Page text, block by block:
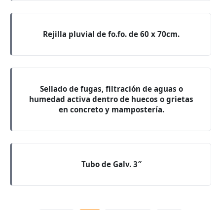
Rejilla pluvial de fo.fo. de 60 x 70cm.
Sellado de fugas, filtración de aguas o
humedad activa dentro de huecos o grietas
en concreto y mampostería.
Tubo de Galv. 3″